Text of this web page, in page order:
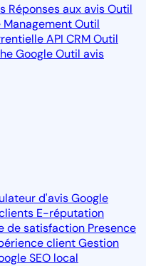
Réponses aux avisOutil
ManagementOutil
API CRMOutil
GoogleOutil avis
d'avis Google
E-réputation
de satisfaction Presence
clientGestion
SEO local